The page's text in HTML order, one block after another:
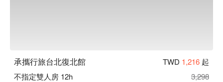
承攜行旅台北復北館 TWD 1,216 起
不指定雙人房 12h
3,298